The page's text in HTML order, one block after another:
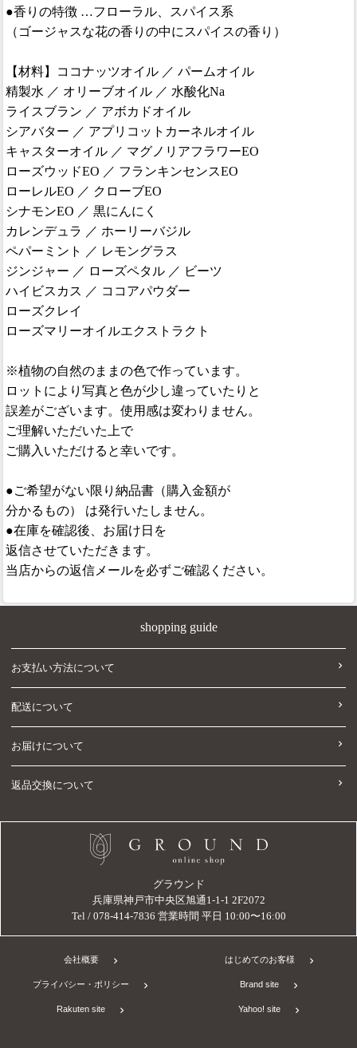
●香りの特徴 …フローラル、スパイス系
（ゴージャスな花の香りの中にスパイスの香り）
【材料】ココナッツオイル ／ パームオイル
精製水 ／ オリーブオイル ／ 水酸化Na
ライスブラン ／ アボカドオイル
シアバター ／ アプリコットカーネルオイル
キャスターオイル ／ マグノリアフラワーEO
ローズウッドEO ／ フランキンセンスEO
ローレルEO ／ クローブEO
シナモンEO ／ 黒にんにく
カレンデュラ ／ ホーリーバジル
ペパーミント ／ レモングラス
ジンジャー ／ ローズペタル ／ ビーツ
ハイビスカス ／ ココアパウダー
ローズクレイ
ローズマリーオイルエクストラクト
※植物の自然のままの色で作っています。
ロットにより写真と色が少し違っていたりと
誤差がございます。使用感は変わりません。
ご理解いただいた上で
ご購入いただけると幸いです。
●ご希望がない限り納品書（購入金額が
分かるもの） は発行いたしません。
●在庫を確認後、お届け日を
返信させていただきます。
当店からの返信メールを必ずご確認ください。
shopping guide
お支払い方法について
配送について
お届けについて
返品交換について
グラウンド
兵庫県神戸市中央区旭通1-1-1 2F2072
Tel / 078-414-7836 営業時間 平日 10:00〜16:00
会社概要 はじめてのお客様
プライバシー・ポリシー Brand site
Rakuten site Yahoo! site